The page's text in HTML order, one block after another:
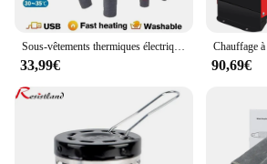
Sous-vêtements thermiques électriques pour hommes et femmes, équipement de veste métropolitaine, accessoires de sport d'hiver, 28 zones
33,99€ 90,69€